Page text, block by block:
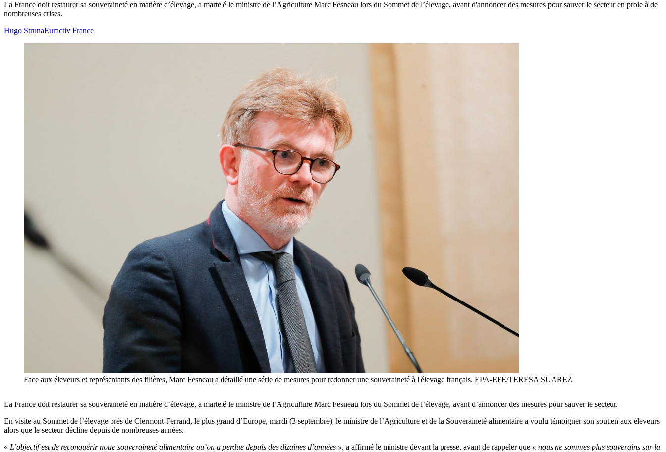
La France doit restaurer sa souveraineté en matière d’élevage, a martelé le ministre de l’Agriculture Marc Fesneau lors du Sommet de l’élevage, avant d'annoncer des mesures pour sauver le secteur en proie à de
nombreuses crises.
Hugo StrunaEuractiv France
Face aux éleveurs et représentants des filières, Marc Fesneau a détaillé une série de mesures pour redonner une souveraineté à l'élevage français. EPA-EFE/TERESA SUAREZ
La France doit restaurer sa souveraineté en matière d’élevage, a martelé le ministre de l’Agriculture Marc Fesneau lors du Sommet de l’élevage, avant d’annoncer des mesures pour sauver le secteur.
En visite au Sommet de l’élevage près de Clermont-Ferrand, le plus grand d’Europe, mardi (3 septembre), le ministre de l’Agriculture et de la Souveraineté alimentaire a voulu témoigner son soutien aux éleveurs
alors que le secteur décline depuis de nombreuses années.
« L’objectif est de reconquérir notre souveraineté alimentaire qu’on a perdue depuis des dizaines d’années », a affirmé le ministre devant la presse, avant de rappeler que « nous ne sommes plus souverains sur la